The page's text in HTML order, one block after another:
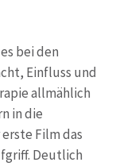
bei den
Einfluss und
allmählich
in die
Film das
Deutlich